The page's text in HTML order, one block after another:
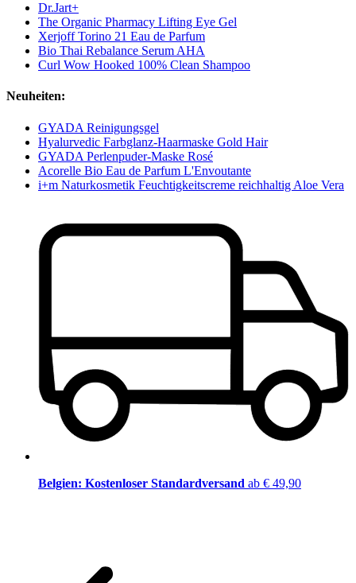
Dr.Jart+
The Organic Pharmacy Lifting Eye Gel
Xerjoff Torino 21 Eau de Parfum
Bio Thai Rebalance Serum AHA
Curl Wow Hooked 100% Clean Shampoo
Neuheiten:
GYADA Reinigungsgel
Hyalurvedic Farbglanz-Haarmaske Gold Hair
GYADA Perlenpuder-Maske Rosé
Acorelle Bio Eau de Parfum L'Envoutante
i+m Naturkosmetik Feuchtigkeitscreme reichhaltig Aloe Vera
Belgien: Kostenloser Standardversand ab € 49,90